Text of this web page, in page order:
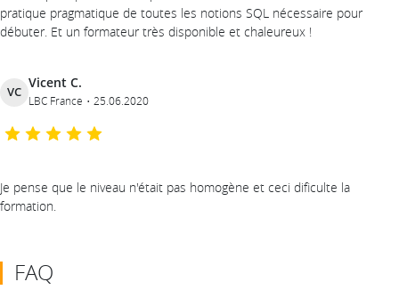
pratique pragmatique de toutes les notions SQL nécessaire pour
débuter. Et un formateur très disponible et chaleureux !
VC
Vicent C.
LBC France 25.06.2020
Je pense que le niveau n'était pas homogène et ceci dificulte la
formation.
FAQ